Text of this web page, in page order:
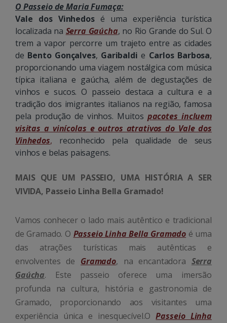
O Passeio de Maria Fumaça:
Vale dos Vinhedosé uma experiência turística
localizada na Serra Gaúcha, no Rio Grande do Sul. O
trem a vapor percorre um trajeto entre as cidades
de Bento Gonçalves, Garibaldi e Carlos Barbosa,
proporcionando uma viagem nostálgica com música
típica italiana e gaúcha, além de degustações de
vinhos e sucos. O passeio destaca a cultura e a
tradição dos imigrantes italianos na região, famosa
pela produção de vinhos. Muitos pacotes incluem
visitas a vinícolas e outros atrativos do Vale dos
Vinhedos, reconhecido pela qualidade de seus
vinhos e belas paisagens.
MAIS QUE UM PASSEIO, UMA HISTÓRIA A SER
VIVIDA, Passeio Linha Bella Gramado!
Vamos conhecer o lado mais autêntico e tradicional
de Gramado. O Passeio Linha Bella Gramado é uma
das atrações turísticas mais autênticas e
envolventes de Gramado, na encantadora Serra
Gaúcha. Este passeio oferece uma imersão
profunda na cultura, história e gastronomia de
Gramado, proporcionando aos visitantes uma
experiência única e inesquecível.OPasseio Linha